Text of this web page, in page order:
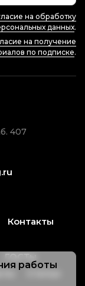
на обработку
данных.
на получение
по подписке.
407
Контакты
ГОСТы
работы